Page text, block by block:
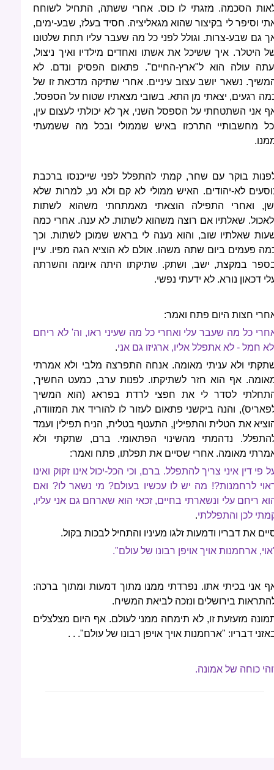
הסכמה. מזגתי לו כוס. אחרי ששתה, התחיל לשוחח
וסיפר לי בקיצור שהוא מגאליציה. חסיד בעלז, שבע-ימים,
גם שבע-צרות. וגולל לפני כל מה שעבר עליו תחת שלטונו
היטלר. איך ששיכל את אשתו ואחדים מילדיו ואיך ניצול,
עולה הוא ל"ארץ-החיים". פתאום הפסיק ונדם. לא
נשאר יושב עצוב עיניים. אחרי שתיקה מדכאת זו של
רגעים, יצאתי מן התא. בשובי מצאתיו שטוח על הספסל.
אני השתטחתי על הספסל השני, אך לא יכולתי לעצום עין,
מחשבותיי התרכזו באיש שממולי ובכל מה ששמעתי
בוקר עם שחר, קמתי להתפלל לפני שייכנסו ברכבת
לא-יהודים. האיש ממולי לא קם ולא נע, למרות שלא
ואחרי התפילה הוצאתי מאמתחתי משהוא לשתות
שאלתיו אם רוצה משהוא לשתות. לא ענה. אחרי כמה
שאלתיו שוב, והוא נענה לי בראש שמוכן לשתות. וכך
פעמים ביום שתה משהו. אולם לא הוציא הגה מפיו. עיין
במקצת, ישב, ושתק. שתיקתו היתה איומה והשרתה
דכאון נורא. לא ידעתי נפשי.
חצות היום פתח ואמר:
כל מה שעבר עלי ואחרי כל מה שעיני ראו, וה' לא ריחם
חמל - לא אתפלל אליו, ארגיזו גם אני.
ולא עניתי מאומה. אנחה התפרצה מלבי ולא אמרתי
אף הוא חזר לשתיקתו. לפנות ערב, כמעט החשיך,
לסדר לי את חפצי לרדת בפראג (הוא המשיך
והנה ביקשני פתאום לעזור לו להוריד את המזוודה,
את הטלית והתפילין, התעטף בטלית, הניח תפילין ועמד
נדהמתי מהשינוי הפתאומי. ברם, שתקתי ולא
מאומה. אחרי שסיים את תפלתו, פתח ואמר:
פי דין איני צריך להתפלל. ברם, וכי הכל-יכול אינו זקוק ואינו
לרחמנות?! מה יש לו עכשיו בעולם? מי נשאר לו? ואם
ריחם עלי ונשארתי בחיים, זכאי הוא שארחם גם אני עליו,
לכן והתפללתי.
את דבריו ודמעות זלגו מעיניו והתחיל לבכות בקול.
ארחמנות אויך אויפן רבונו של עולם".
אני בכיתי אתו. נפרדתי ממנו מתוך דמעות ומתוך ברכה:
בירושלים ונזכה לביאת המשיח.
מזעזעת זו, לא תימחה ממני לעולם. אף היום מצלצלים
דבריו: "ארחמנות אויך אויפן רבונו של עולם". . .
כוחה של אמונה.